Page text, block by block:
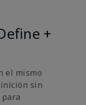
+
el mismo
sin